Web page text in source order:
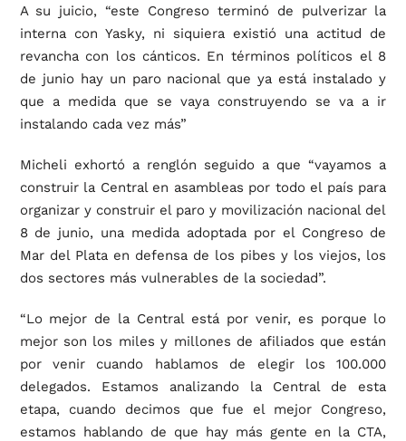
A su juicio, “este Congreso terminó de pulverizar la
interna con Yasky, ni siquiera existió una actitud de
revancha con los cánticos. En términos políticos el 8
de junio hay un paro nacional que ya está instalado y
que a medida que se vaya construyendo se va a ir
instalando cada vez más”
Micheli exhortó a renglón seguido a que “vayamos a
construir la Central en asambleas por todo el país para
organizar y construir el paro y movilización nacional del
8 de junio, una medida adoptada por el Congreso de
Mar del Plata en defensa de los pibes y los viejos, los
dos sectores más vulnerables de la sociedad”.
“Lo mejor de la Central está por venir, es porque lo
mejor son los miles y millones de afiliados que están
por venir cuando hablamos de elegir los 100.000
delegados. Estamos analizando la Central de esta
etapa, cuando decimos que fue el mejor Congreso,
estamos hablando de que hay más gente en la CTA,